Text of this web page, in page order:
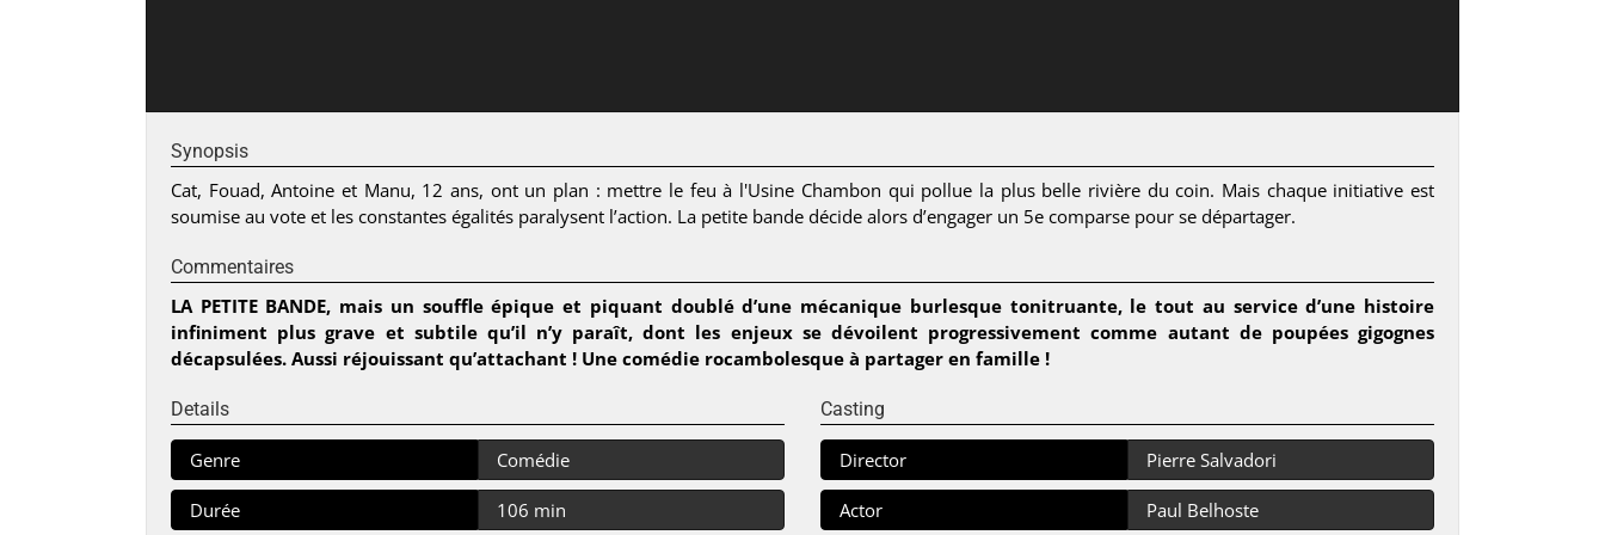
Synopsis
Cat, Fouad, Antoine et Manu, 12 ans, ont un plan : mettre le feu à l'Usine Chambon qui pollue la plus belle rivière du coin. Mais chaque initiative est
soumise au vote et les constantes égalités paralysent l’action. La petite bande décide alors d’engager un 5e comparse pour se départager.
Commentaires
LA PETITE BANDE, mais un souffle épique et piquant doublé d’une mécanique burlesque tonitruante, le tout au service d’une histoire
infiniment plus grave et subtile qu’il n’y paraît, dont les enjeux se dévoilent progressivement comme autant de poupées gigognes
décapsulées. Aussi réjouissant qu’attachant ! Une comédie rocambolesque à partager en famille !
Details
Genre Comédie
Durée 106 min
Casting
Director Pierre Salvadori
Actor Paul Belhoste